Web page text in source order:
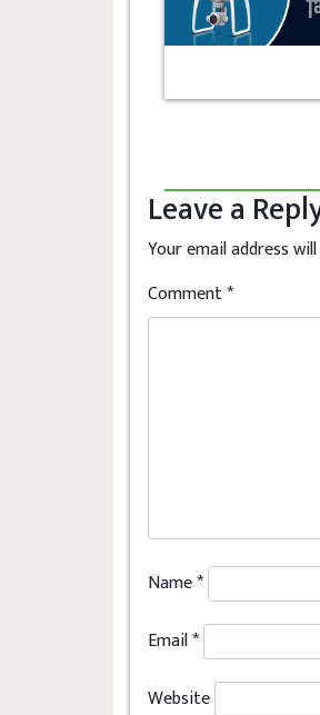
Leave a
Your email address
Comment*
Name*
Email*
Website